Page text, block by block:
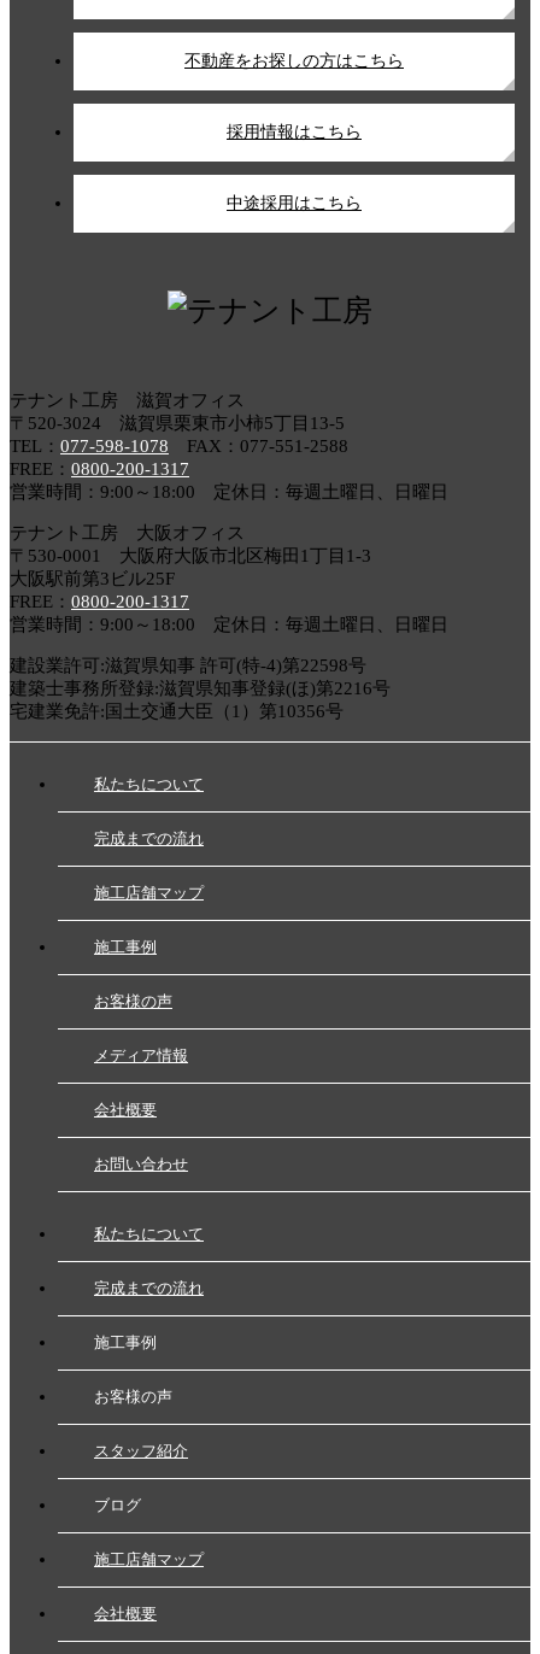
不動産をお探しの方はこちら
採用情報はこちら
中途採用はこちら
テナント工房 滋賀オフィス
〒520-3024 滋賀県栗東市小柿5丁目13-5
TEL： 077-598-1078 FAX：077-551-2588
FREE： 0800-200-1317
営業時間：9:00～18:00 定休日：毎週土曜日、日曜日
テナント工房 大阪オフィス
〒530-0001 大阪府大阪市北区梅田1丁目1-3
大阪駅前第3ビル25F
FREE： 0800-200-1317
営業時間：9:00～18:00 定休日：毎週土曜日、日曜日
建設業許可:滋賀県知事 許可(特-4)第22598号
建築士事務所登録:滋賀県知事登録(ほ)第2216号
宅建業免許:国土交通大臣（1）第10356号
私たちについて
完成までの流れ
施工店舗マップ
施工事例
お客様の声
メディア情報
会社概要
お問い合わせ
私たちについて
完成までの流れ
施工事例
お客様の声
スタッフ紹介
ブログ
施工店舗マップ
会社概要